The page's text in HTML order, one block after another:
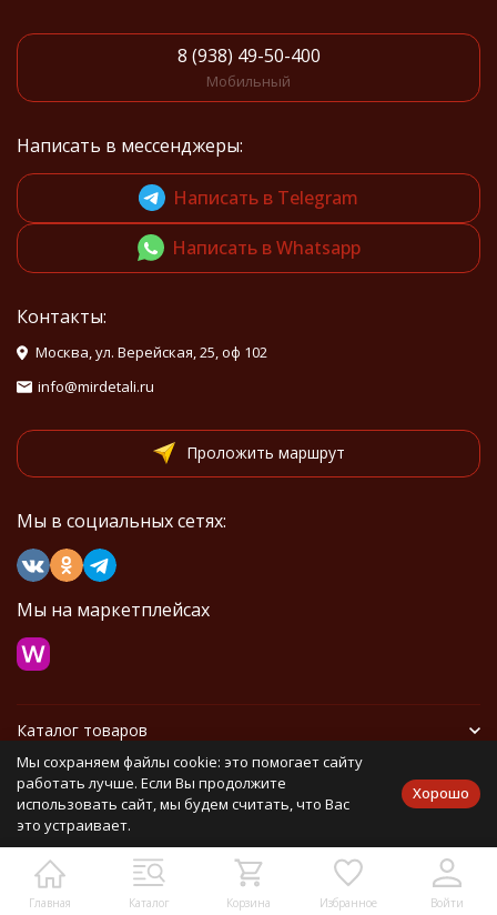
Главная Каталог Корзина Избранное Войти
8 (938) 49-50-400
Мобильный
Написать в мессенджеры:
Написать в Telegram
Написать в Whatsapp
Контакты:
Москва, ул. Верейская, 25, оф 102
info@mirdetali.ru
Проложить маршрут
Мы в социальных сетях:
Мы на маркетплейсах
Каталог товаров
Информация
Политика персональных данных Карта сайта
Мы сохраняем файлы cookie: это помогает сайту
работать лучше. Если Вы продолжите
использовать сайт, мы будем считать, что Вас
это устраивает.
Хорошо